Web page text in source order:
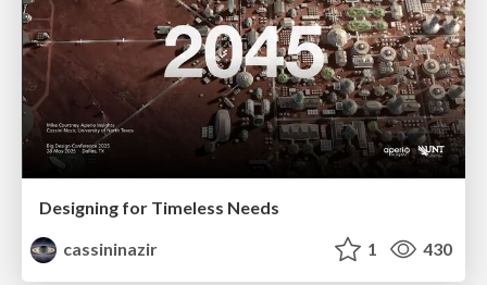
Designing for Timeless Needs
cassininazir
1 430